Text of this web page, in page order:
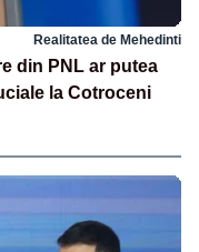
Realitatea de Mehedinti
din PNL ar putea
la Cotroceni